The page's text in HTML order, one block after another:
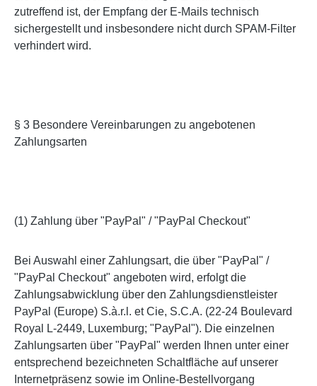
zutreffend ist, der Empfang der E-Mails technisch
sichergestellt und insbesondere nicht durch SPAM-Filter
verhindert wird.
§ 3 Besondere Vereinbarungen zu angebotenen
Zahlungsarten
(1) Zahlung über "PayPal" / "PayPal Checkout"
Bei Auswahl einer Zahlungsart, die über "PayPal" /
"PayPal Checkout" angeboten wird, erfolgt die
Zahlungsabwicklung über den Zahlungsdienstleister
PayPal (Europe) S.à.r.l. et Cie, S.C.A. (22-24 Boulevard
Royal L-2449, Luxemburg; "PayPal"). Die einzelnen
Zahlungsarten über "PayPal" werden Ihnen unter einer
entsprechend bezeichneten Schaltfläche auf unserer
Internetpräsenz sowie im Online-Bestellvorgang